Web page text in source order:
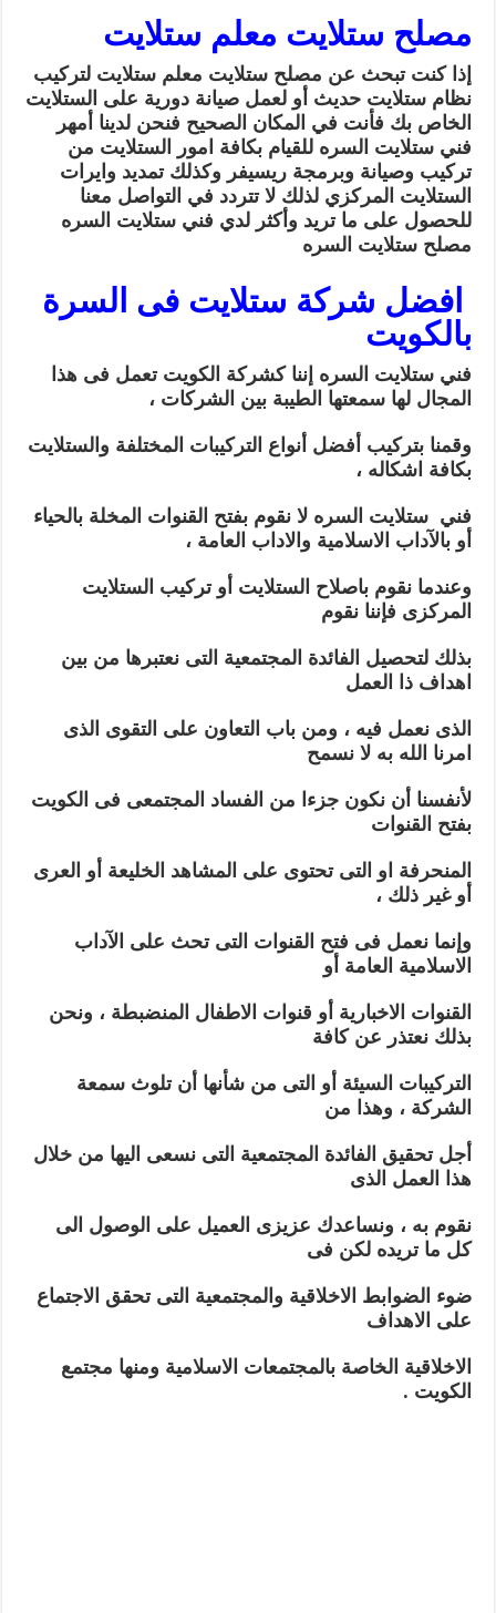
مصلح ستلايت معلم ستلايت
إذا كنت تبحث عن مصلح ستلايت معلم ستلايت لتركيب
نظام ستلايت حديث أو لعمل صيانة دورية على الستلايت
الخاص بك فأنت في المكان الصحيح فنحن لدينا أمهر
فني ستلايت السره للقيام بكافة امور الستلايت من
تركيب وصيانة وبرمجة ريسيفر وكذلك تمديد وايرات
الستلايت المركزي لذلك لا تتردد في التواصل معنا
للحصول على ما تريد وأكثر لدي فني ستلايت السره
مصلح ستلايت السره
افضل شركة ستلايت فى السرة
بالكويت
فني ستلايت السره إننا كشركة الكويت تعمل فى هذا
المجال لها سمعتها الطيبة بين الشركات ،
وقمنا بتركيب أفضل أنواع التركيبات المختلفة والستلايت
بكافة اشكاله ،
فني ستلايت السره لا نقوم بفتح القنوات المخلة بالحياء
أو بالآداب الاسلامية والاداب العامة ،
وعندما نقوم باصلاح الستلايت أو تركيب الستلايت
المركزى فإننا نقوم
بذلك لتحصيل الفائدة المجتمعية التى نعتبرها من بين
اهداف ذا العمل
الذى نعمل فيه ، ومن باب التعاون على التقوى الذى
امرنا الله به لا نسمح
لأنفسنا أن نكون جزءا من الفساد المجتمعى فى الكويت
بفتح القنوات
المنحرفة او التى تحتوى على المشاهد الخليعة أو العرى
أو غير ذلك ،
وإنما نعمل فى فتح القنوات التى تحث على الآداب
الاسلامية العامة أو
القنوات الاخبارية أو قنوات الاطفال المنضبطة ، ونحن
بذلك نعتذر عن كافة
التركيبات السيئة أو التى من شأنها أن تلوث سمعة
الشركة ، وهذا من
أجل تحقيق الفائدة المجتمعية التى نسعى اليها من خلال
هذا العمل الذى
نقوم به ، ونساعدك عزيزى العميل على الوصول الى
كل ما تريده لكن فى
ضوء الضوابط الاخلاقية والمجتمعية التى تحقق الاجتماع
على الاهداف
الاخلاقية الخاصة بالمجتمعات الاسلامية ومنها مجتمع
الكويت .